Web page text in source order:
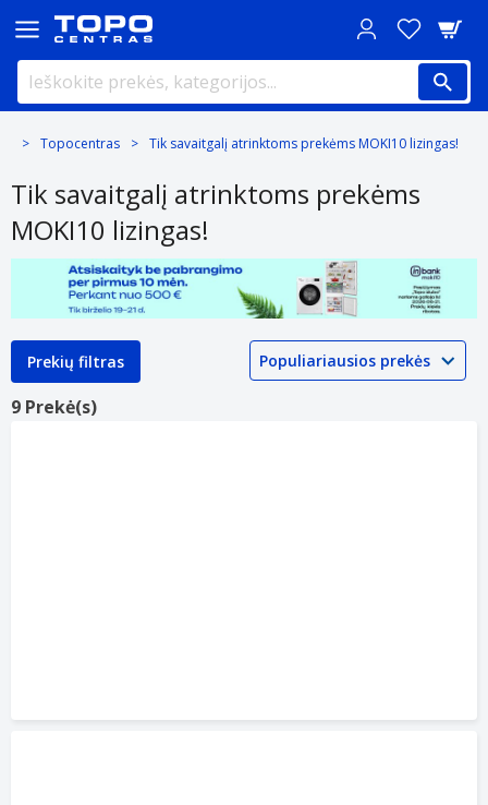
Topocentras Tik savaitgalį atrinktoms prekėms MOKI10 lizingas!
Tik savaitgalį atrinktoms prekėms
MOKI10 lizingas!
Prekių filtras
9 Prekė(s)